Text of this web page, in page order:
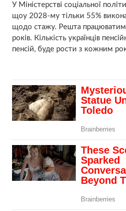
У Міністерстві соціальної
щоу 2028-му тільки 55%
щодо стажу. Решта
років. Кількість українців
пенсій, буде рости з кожним